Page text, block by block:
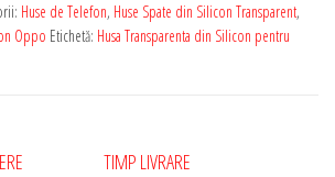
Huse de Telefon, Huse Spate din Silicon Transparent,
Oppo Etichetă: Husa Transparenta din Silicon pentru
TIMP LIVRARE